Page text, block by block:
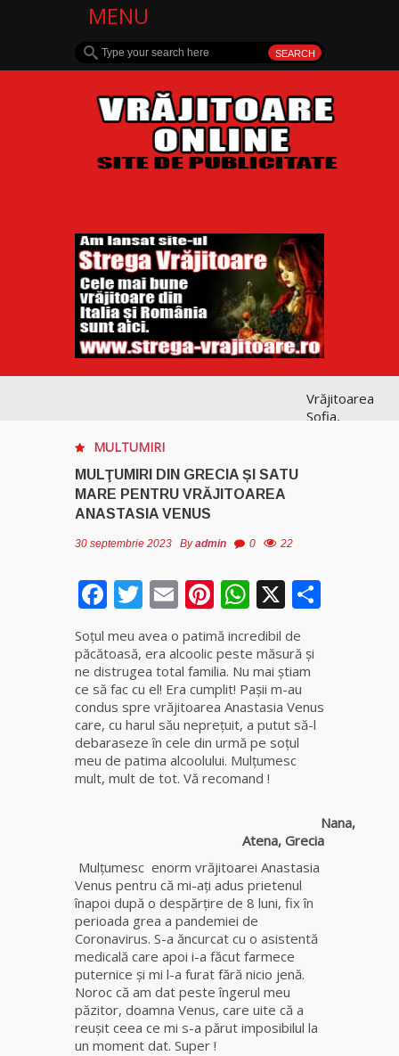
MENU
Vrăjitoarea
Sofia,
Vrăjitoarea
Anastasia
puternice
leacuri
Celebra
Mamei
Omida
tămăduitoare
de farmece și
Tămăduitoarea
MULTUMIRI
MULŢUMIRI DIN GRECIA ȘI SATU
MARE PENTRU VRĂJITOAREA
ANASTASIA VENUS
30 septembrie 2023 Byadmin 0 22
Facebook
Twitter
EmailPinterest
WhatsApp
X
Soţul meu avea o patimă incredibil de
păcătoasă, era alcoolic peste măsură și
ne distrugea total familia. Nu mai ştiam
ce să fac cu el! Era cumplit! Pașii m-au
condus spre vrăjitoarea Anastasia Venus
care, cu harul său nepreţuit, a putut să-l
debaraseze în cele din urmă pe soţul
meu de patima alcoolului. Mulţumesc
mult, mult de tot. Vă recomand !
Nana,
Atena, Grecia
Mulţumesc enorm vrăjitoarei Anastasia
Venus pentru că mi-aţi adus prietenul
înapoi după o despărţire de 8 luni, fix în
perioada grea a pandemiei de
Coronavirus. S-a ăncurcat cu o asistentă
medicală care apoi i-a făcut farmece
puternice și mi l-a furat fără nicio jenă.
Noroc că am dat peste îngerul meu
păzitor, doamna Venus, care uite că a
reușit ceea ce mi s-a părut imposibilul la
un moment dat. Super !